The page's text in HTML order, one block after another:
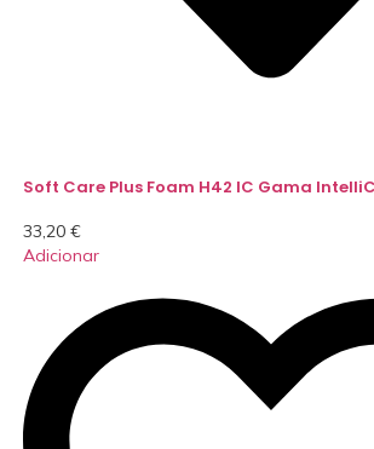
Soft Care Plus Foam H42 IC Gama
33,20 €
Adicionar